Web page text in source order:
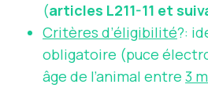
(articles L211-11 et
Critères d’éligibilité?:
obligatoire (puce
âge de l’animal entre 3